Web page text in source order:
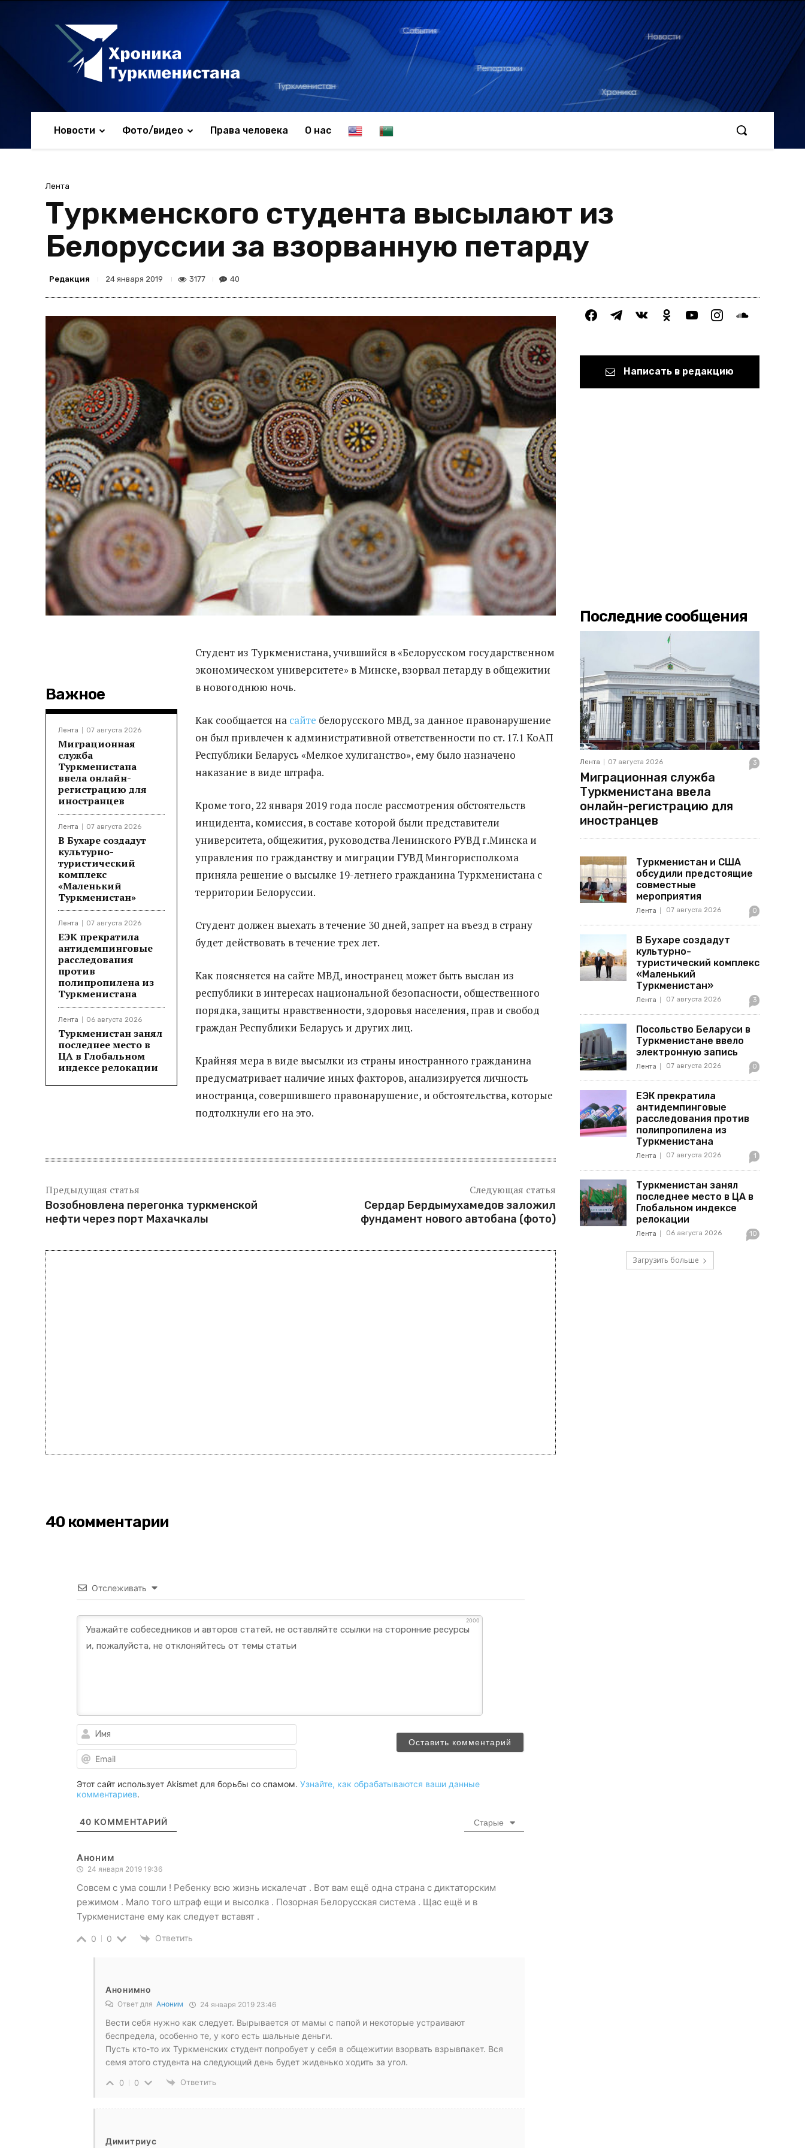
Новости Фото/видео Права человека О нас E
l
T
k
c
e
Лента
Туркменского студента высылают из
Белоруссии за взорванную петарду
Редакция 24 января 2019 3177 40
Важное
Лента 07 августа 2026
Миграционная
служба
Туркменистана
ввела онлайн-
регистрацию для
иностранцев
Лента 07 августа 2026
В Бухаре создадут
культурно-
туристический
комплекс
«Маленький
Туркменистан»
Лента 07 августа 2026
ЕЭК прекратила
антидемпинговые
расследования
против
полипропилена из
Туркменистана
Лента 06 августа 2026
Туркменистан занял
последнее место в
ЦА в Глобальном
индексе релокации
Студент из Туркменистана, учившийся в «Белорусском государственном
экономическом университете» в Минске, взорвал петарду в общежитии
в новогоднюю ночь.
Как сообщается на сайте белорусского МВД, за данное правонарушение
он был привлечен к административной ответственности по ст. 17.1 КоАП
Республики Беларусь «Мелкое хулиганство», ему было назначено
наказание в виде штрафа.
Кроме того, 22 января 2019 года после рассмотрения обстоятельств
инцидента, комиссия, в составе которой были представители
университета, общежития, руководства Ленинского РУВД г.Минска и
управления по гражданству и миграции ГУВД Мингорисполкома
приняла решение о высылке 19-летнего гражданина Туркменистана с
территории Белоруссии.
Студент должен выехать в течение 30 дней, запрет на въезд в страну
будет действовать в течение трех лет.
Как поясняется на сайте МВД, иностранец может быть выслан из
республики в интересах национальной безопасности, общественного
порядка, защиты нравственности, здоровья населения, прав и свобод
граждан Республики Беларусь и других лиц.
Крайняя мера в виде высылки из страны иностранного гражданина
предусматривает наличие иных факторов, анализируется личность
иностранца, совершившего правонарушение, и обстоятельства, которые
подтолкнули его на это.
Предыдущая статья
Возобновлена перегонка туркменской
нефти через порт Махачкалы
Следующая статья
Сердар Бердымухамедов заложил
фундамент нового автобана (фото)
40 комментарии
Отслеживать
2000
Этот сайт использует Akismet для борьбы со спамом. Узнайте, как обрабатываются ваши данные
комментариев.
40 КОММЕНТАРИЙ Старые
Аноним
24 января 2019 19:36
Совсем с ума сошли ! Ребенку всю жизнь искалечат . Вот вам ещё одна страна с диктаторским
режимом . Мало того штраф ещи и высолка . Позорная Белорусская система . Щас ещё и в
Туркменистане ему как следует вставят .
0 0 Ответить
Анонимно
Ответ для Аноним 24 января 2019 23:46
Вести себя нужно как следует. Вырывается от мамы с папой и некоторые устраивают
беспредела, особенно те, у кого есть шальные деньги.
Пусть кто-то их Туркменских студент попробует у себя в общежитии взорвать взрывпакет. Вся
семя этого студента на следующий день будет жиденько ходить за угол.
0 0 Ответить
Димитриус
facebooktelegramvkontakteodnoklassniki
youtubeinstagramsoundcloud
Написать в редакцию
Последние сообщения
Лента 07 августа 2026 3
Миграционная служба
Туркменистана ввела
онлайн-регистрацию для
иностранцев
Туркменистан и США
обсудили предстоящие
совместные
мероприятия
Лента 07 августа 2026 0
В Бухаре создадут
культурно-
туристический комплекс
«Маленький
Туркменистан»
Лента 07 августа 2026 3
Посольство Беларуси в
Туркменистане ввело
электронную запись
Лента 07 августа 2026 0
ЕЭК прекратила
антидемпинговые
расследования против
полипропилена из
Туркменистана
Лента 07 августа 2026 1
Туркменистан занял
последнее место в ЦА в
Глобальном индексе
релокации
Лента 06 августа 2026 10
Загрузить больше